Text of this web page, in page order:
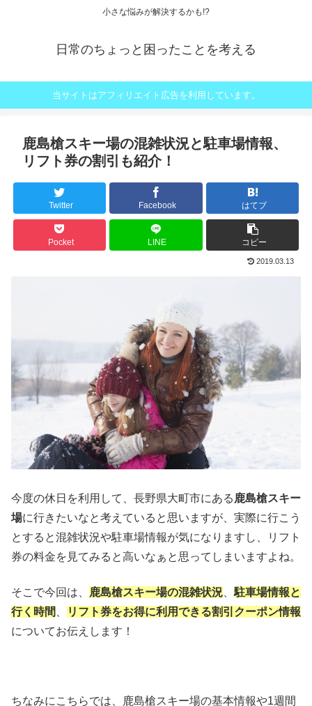
小さな悩みが解決するかも!?
日常のちょっと困ったことを考える
当サイトはアフィリエイト広告を利用しています。
鹿島槍スキー場の混雑状況と駐車場情報、
リフト券の割引も紹介！
Twitter Facebook はてブ
Pocket LINE コピー
2019.03.13
今度の休日を利用して、長野県大町市にある 鹿島槍スキー
場に行きたいなと考えていると思いますが、実際に行こう
とすると混雑状況や駐車場情報が気になりますし、リフト
券の料金を見てみると高いなぁと思ってしまいますよね。
そこで今回は、 鹿島槍スキー場の混雑状況
駐車場情報と
行く時間
リフト券をお得に利用できる割引クーポン情報
についてお伝えします！
ちなみにこちらでは、鹿島槍スキー場の基本情報や1週間